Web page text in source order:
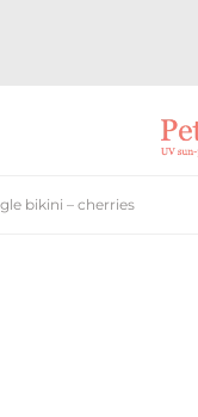
bikini – cherries